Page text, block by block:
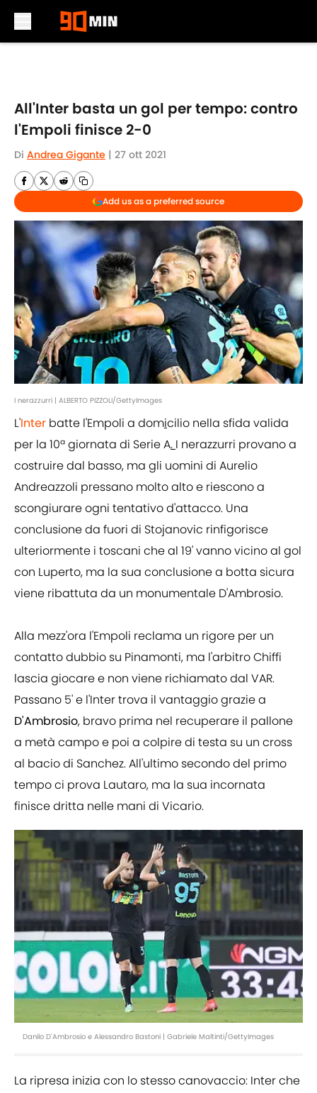
All'Inter basta un gol per tempo: contro
l'Empoli finisce 2-0
Di Andrea Gigante | 27 ott 2021
Add us as a preferred source
I nerazzurri | ALBERTO PIZZOLI/GettyImages
L'Inter batte l'Empoli a domicilio nella sfida valida
per la 10ª giornata di Serie A. I nerazzurri provano a
costruire dal basso, ma gli uomini di Aurelio
Andreazzoli pressano molto alto e riescono a
scongiurare ogni tentativo d'attacco. Una
conclusione da fuori di Stojanovic rinfigorisce
ulteriormente i toscani che al 19' vanno vicino al gol
con Luperto, ma la sua conclusione a botta sicura
viene ribattuta da un monumentale D'Ambrosio.
Alla mezz'ora l'Empoli reclama un rigore per un
contatto dubbio su Pinamonti, ma l'arbitro Chiffi
lascia giocare e non viene richiamato dal VAR.
Passano 5' e l'Inter trova il vantaggio grazie a
D'Ambrosio, bravo prima nel recuperare il pallone
a metà campo e poi a colpire di testa su un cross
al bacio di Sanchez. All'ultimo secondo del primo
tempo ci prova Lautaro, ma la sua incornata
finisce dritta nelle mani di Vicario.
Danilo D'Ambrosio e Alessandro Bastoni | Gabriele Maltinti/GettyImages
La ripresa inizia con lo stesso canovaccio: Inter che